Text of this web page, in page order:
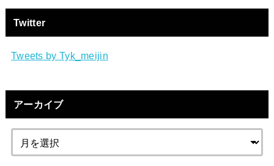
Twitter
Tweets by Tyk_meijin
アーカイブ